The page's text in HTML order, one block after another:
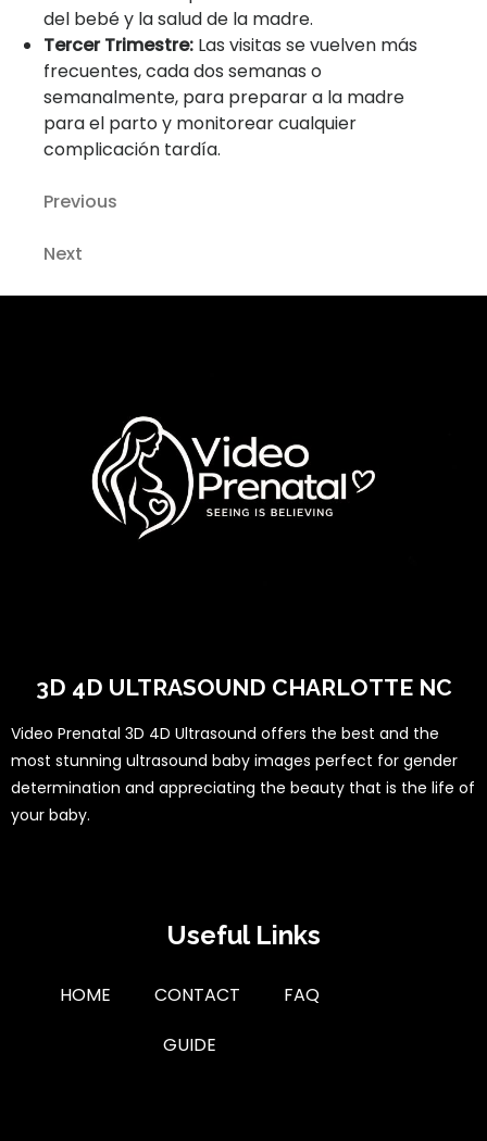
del bebé y la salud de la madre.
Tercer Trimestre: Las visitas se vuelven más
frecuentes, cada dos semanas o
semanalmente, para preparar a la madre
para el parto y monitorear cualquier
complicación tardía.
Previous
Next
3D 4D ULTRASOUND CHARLOTTE NC
Video Prenatal 3D 4D Ultrasound offers the best and the
most stunning ultrasound baby images perfect for gender
determination and appreciating the beauty that is the life of
your baby.
Useful Links
HOME CONTACT
FAQ
GUIDE